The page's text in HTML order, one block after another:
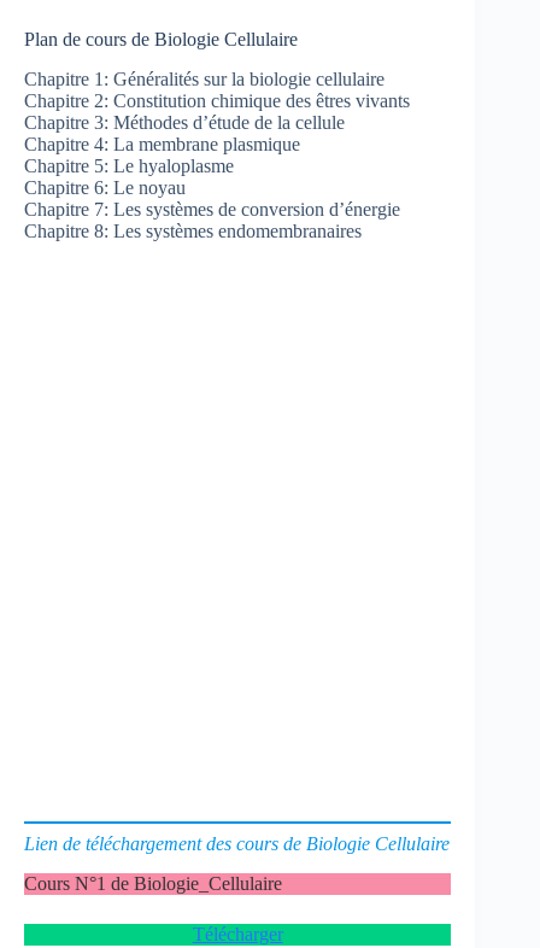
Plan de cours de Biologie Cellulaire
Chapitre 1: Généralités sur la biologie cellulaire
Chapitre 2: Constitution chimique des êtres vivants
Chapitre 3: Méthodes d’étude de la cellule
Chapitre 4: La membrane plasmique
Chapitre 5: Le hyaloplasme
Chapitre 6: Le noyau
Chapitre 7: Les systèmes de conversion d’énergie
Chapitre 8: Les systèmes endomembranaires
Lien de téléchargement des cours de Biologie Cellulaire
Cours N°1 de Biologie_Cellulaire
Télécharger